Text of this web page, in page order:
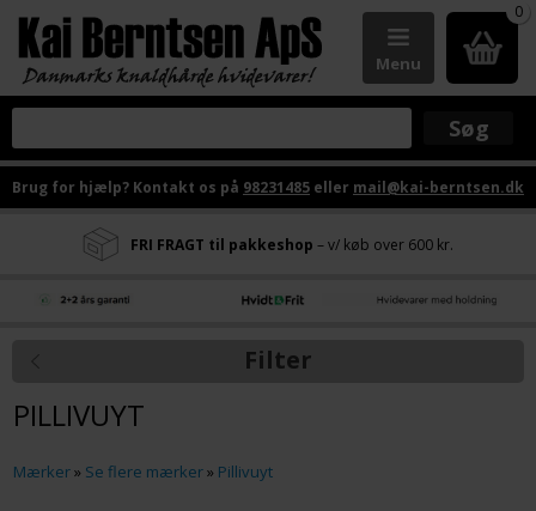
0
Menu
Brug for hjælp? Kontakt os på 98231485 eller mail@kai-berntsen.dk
FRI FRAGT til pakkeshop – v/ køb over 600 kr.
Filter
PILLIVUYT
Mærker» Se flere mærker» Pillivuyt